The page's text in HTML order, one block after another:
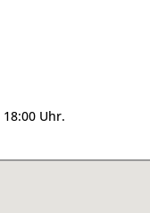
Uhr.